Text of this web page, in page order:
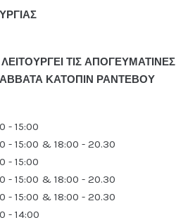
ΛΕΙΤΟΥΡΓΕΙ ΤΙΣ ΑΠΟΓΕΥΜΑΤΙΝΕΣ
ΚΑΤΟΠΙΝ ΡΑΝΤΕΒΟΥ
- 15:00
- 15:00 & 18:00 - 20.30
- 15:00
- 15:00 & 18:00 - 20.30
- 15:00 & 18:00 - 20.30
- 14:00